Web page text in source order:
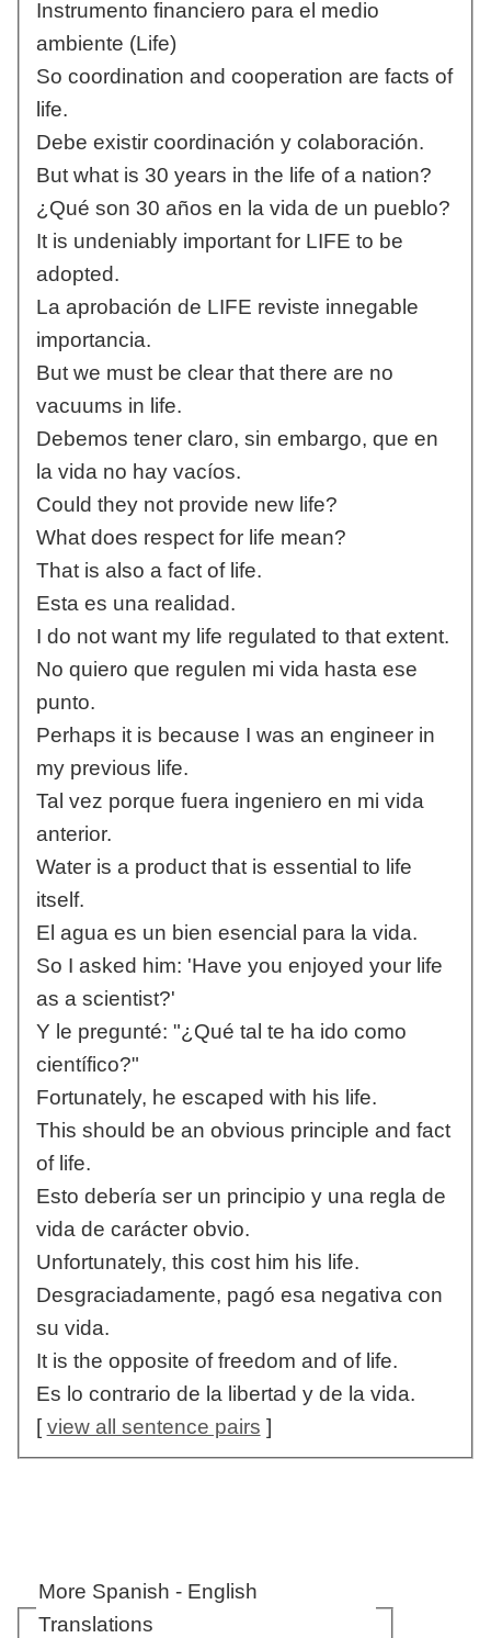
Instrumento financiero para el medio
ambiente (Life)
So coordination and cooperation are facts of
life.
Debe existir coordinación y colaboración.
But what is 30 years in the life of a nation?
¿Qué son 30 años en la vida de un pueblo?
It is undeniably important for LIFE to be
adopted.
La aprobación de LIFE reviste innegable
importancia.
But we must be clear that there are no
vacuums in life.
Debemos tener claro, sin embargo, que en
la vida no hay vacíos.
Could they not provide new life?
What does respect for life mean?
That is also a fact of life.
Esta es una realidad.
I do not want my life regulated to that extent.
No quiero que regulen mi vida hasta ese
punto.
Perhaps it is because I was an engineer in
my previous life.
Tal vez porque fuera ingeniero en mi vida
anterior.
Water is a product that is essential to life
itself.
El agua es un bien esencial para la vida.
So I asked him: 'Have you enjoyed your life
as a scientist?'
Y le pregunté: "¿Qué tal te ha ido como
científico?"
Fortunately, he escaped with his life.
This should be an obvious principle and fact
of life.
Esto debería ser un principio y una regla de
vida de carácter obvio.
Unfortunately, this cost him his life.
Desgraciadamente, pagó esa negativa con
su vida.
It is the opposite of freedom and of life.
Es lo contrario de la libertad y de la vida.
[view all sentence pairs ]
More Spanish - English
Translations